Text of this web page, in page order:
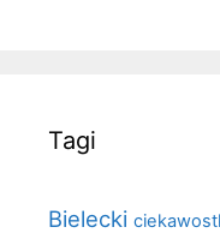
Tagi
Bielecki